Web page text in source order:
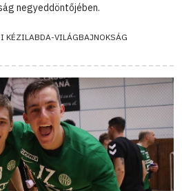
negyeddöntőjében.
KÉZILABDA-VILÁGBAJNOKSÁG